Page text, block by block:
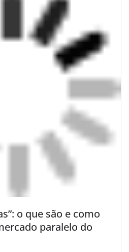
o que são e como
paralelo do